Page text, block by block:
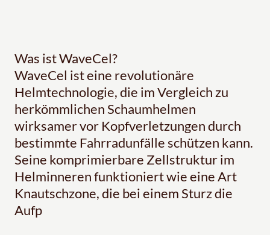
Was ist WaveCel?
WaveCel ist eine revolutionäre
Helmtechnologie, die im Vergleich zu
herkömmlichen Schaumhelmen
wirksamer vor Kopfverletzungen durch
bestimmte Fahrradunfälle schützen kann.
Seine komprimierbare Zellstruktur im
Helminneren funktioniert wie eine Art
Knautschzone, die bei einem Sturz die
Aufp